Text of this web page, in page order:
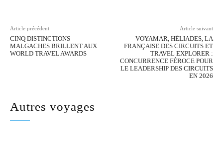
Article précédent
CINQ DISTINCTIONS
MALGACHES BRILLENT AUX
WORLD TRAVEL AWARDS
Article suivant
VOYAMAR, HÉLIADES, LA
FRANÇAISE DES CIRCUITS ET
TRAVEL EXPLORER :
CONCURRENCE FÉROCE POUR
LE LEADERSHIP DES CIRCUITS
EN 2026
Autres voyages